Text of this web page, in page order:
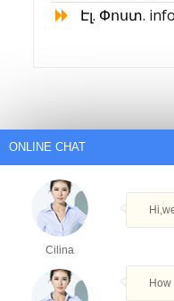
Էլ. Փոստ.
German
Portuguese
ընկերություն,
ONLINE CHAT
Cilina